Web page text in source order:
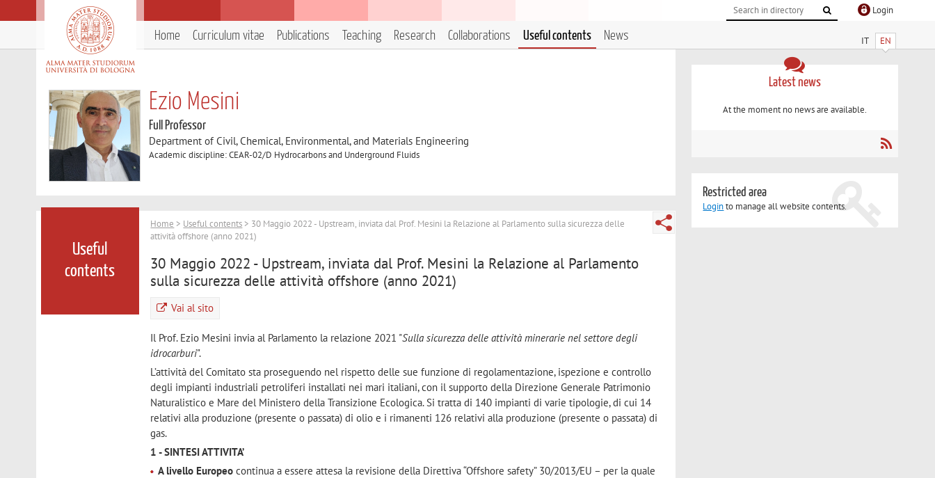
Login
IT EN
Home Curriculum vitae Publications Teaching Research Collaborations Useful contents News
Ezio Mesini
Full Professor
Department of Civil, Chemical, Environmental, and Materials Engineering
Academic discipline: CEAR-02/D Hydrocarbons and Underground Fluids
Useful
contents
Home > Useful contents > 30 Maggio 2022 - Upstream, inviata dal Prof. Mesini la Relazione al Parlamento sulla sicurezza delle
attività offshore (anno 2021)
30 Maggio 2022 - Upstream, inviata dal Prof. Mesini la Relazione al Parlamento
sulla sicurezza delle attività offshore (anno 2021)
Vai al sito
Il Prof. Ezio Mesini invia al Parlamento la relazione 2021 "Sulla sicurezza delle attività minerarie nel settore degli
idrocarburi".
L’attività del Comitato sta proseguendo nel rispetto delle sue funzione di regolamentazione, ispezione e controllo
degli impianti industriali petroliferi installati nei mari italiani, con il supporto della Direzione Generale Patrimonio
Naturalistico e Mare del Ministero della Transizione Ecologica. Si tratta di 140 impianti di varie tipologie, di cui 14
relativi alla produzione (presente o passata) di olio e i rimanenti 126 relativi alla produzione (presente o passata) di
gas.
1 - SINTESI ATTIVITA’
A livello Europeo continua a essere attesa la revisione della Direttiva “Offshore safety” 30/2013/EU – per la quale
Latest news
At the moment no news are available.
Restricted area
Loginto manage all website contents.